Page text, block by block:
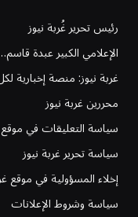
رئيس تحرير غُربة نيوز
الإعلامي الكبير عبدة
غربة نيوز: منصة إخبارية
محررين غربة نيوز
سياسة التعليقات في موقع
سياسة تحرير غربة نيوز
إخلاء المسؤولية في موقع
سياسة وشروط الإعلانات